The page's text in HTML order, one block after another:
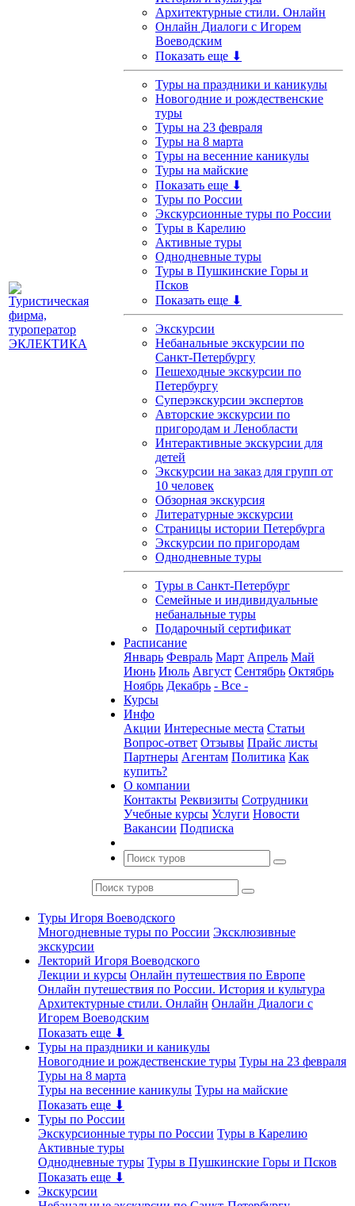
Архитектурные стили. Онлайн
Онлайн Диалоги с Игорем
Воеводским
Показать еще ⬇
Туры на праздники и каникулы
Новогодние и рождественские
туры
Туры на 23 февраля
Туры на 8 марта
Туры на весенние каникулы
Туры на майские
Показать еще ⬇
Туры по России
Экскурсионные туры по России
Туры в Карелию
Активные туры
Однодневные туры
Туры в Пушкинские Горы и
Псков
Показать еще ⬇
Экскурсии
Небанальные экскурсии по
Санкт-Петербургу
Пешеходные экскурсии по
Петербургу
Суперэкскурсии экспертов
Авторские экскурсии по
пригородам и Ленобласти
Интерактивные экскурсии для
детей
Экскурсии на заказ для групп от
10 человек
Обзорная экскурсия
Литературные экскурсии
Страницы истории Петербурга
Экскурсии по пригородам
Однодневные туры
Туры в Санкт-Петербург
Семейные и индивидуальные
небанальные туры
Подарочный сертификат
Расписание
Январь Февраль Март Апрель Май
Июнь Июль Август Сентябрь Октябрь
Ноябрь Декабрь - Все -
Курсы
Инфо
Акции Интересные места Статьи
Вопрос-ответ Отзывы Прайс листы
Партнеры Агентам Политика Как
купить?
О компании
Контакты Реквизиты Сотрудники
Учебные курсы Услуги Новости
Вакансии Подписка
Туры Игоря Воеводского
Многодневные туры по России Эксклюзивные
экскурсии
Лекторий Игоря Воеводского
Лекции и курсы Онлайн путешествия по Европе
Онлайн путешествия по России. История и культура
Архитектурные стили. Онлайн Онлайн Диалоги с
Игорем Воеводским
Показать еще ⬇
Туры на праздники и каникулы
Новогодние и рождественские туры Туры на 23 февраля
Туры на 8 марта
Туры на весенние каникулы Туры на майские
Показать еще ⬇
Туры по России
Экскурсионные туры по России Туры в Карелию
Активные туры
Однодневные туры Туры в Пушкинские Горы и Псков
Показать еще ⬇
Экскурсии